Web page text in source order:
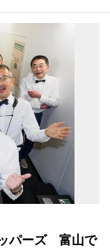
パーズ 富山で